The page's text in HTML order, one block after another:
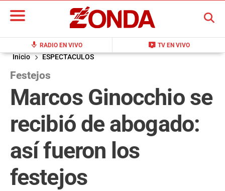
mic RADIO EN VIVO live_tv TV EN VIVO
BUSCAR
Inicio ESPECTACULOS
Festejos
Marcos Ginocchio se
recibió de abogado:
así fueron los
festejos